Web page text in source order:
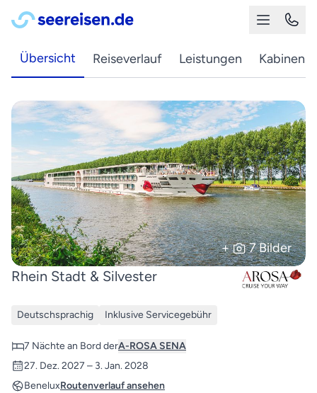
Übersicht Reiseverlauf Leistungen Kabinen
+ 7 Bilder
Rhein Stadt & Silvester
Deutschsprachig Inklusive Servicegebühr
7 Nächte an Bord derA-ROSA SENA
27. Dez. 2027 – 3. Jan. 2028
BeneluxRoutenverlauf ansehen